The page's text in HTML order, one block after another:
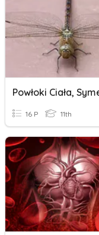
16 P 11th